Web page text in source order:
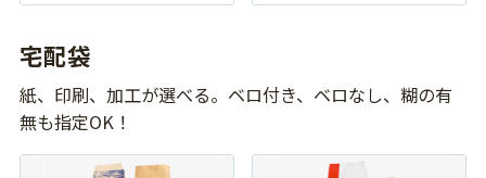
宅配袋
紙、印刷、加工が選べる。ベロ付き、ベロなし、糊の有
無も指定OK！